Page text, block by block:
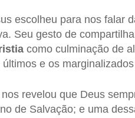
escolheu para nos falar
Seu gesto de
como culminação de
e os
revelou que Deus
de Salvação; e uma